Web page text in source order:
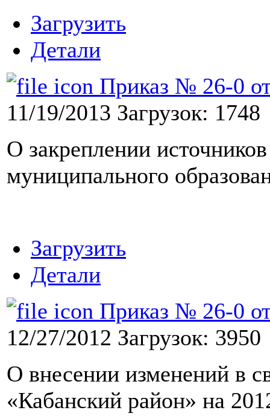
Загрузить
Детали
Приказ № 26-0
11/19/2013 Загрузок: 1748
О закреплении
муниципального
Загрузить
Детали
Приказ № 26-0
12/27/2012 Загрузок: 3950
О внесении изменений в
«Кабанский район» на